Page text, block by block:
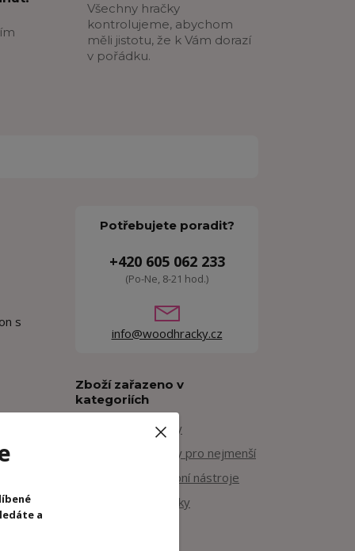
Všechny hračky
kontrolujeme, abychom
měli jistotu, že k Vám dorazí
v pořádku.
s
Potřebujete poradit?
+420 605 062 233
(Po-Ne, 8-21 hod.)
info@woodhracky.cz
Zboží zařazeno v
kategoriích
Dřevěné hračky
Dřevěné hračky pro nejmenší
Dřevěné hudební nástroje
Motorické hračky
a